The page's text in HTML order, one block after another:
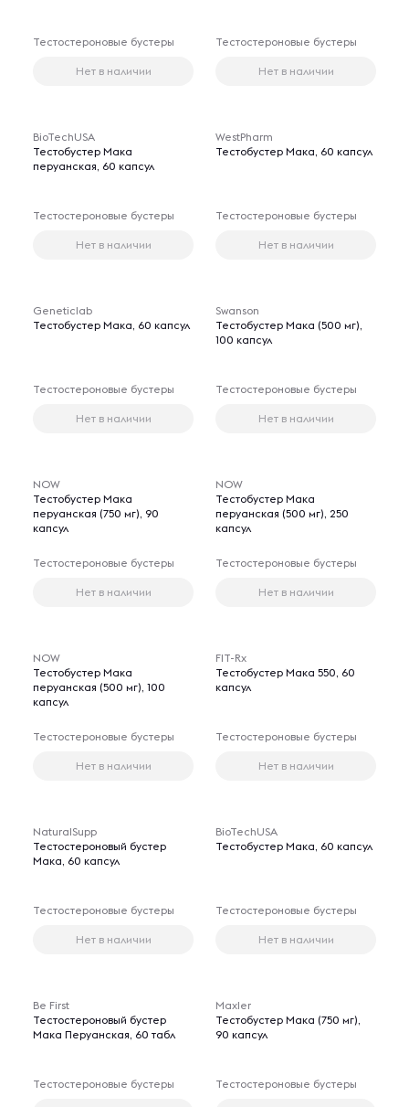
Тестостероновые бустеры
Нет в наличии
Тестостероновые бустеры
Нет в наличии
BioTechUSA
Тестобустер Мака
перуанская, 60 капсул
Тестостероновые бустеры
Нет в наличии
WestPharm
Тестобустер Мака, 60 капсул
Тестостероновые бустеры
Нет в наличии
Geneticlab
Тестобустер Мака, 60 капсул
Тестостероновые бустеры
Нет в наличии
Swanson
Тестобустер Мака (500 мг),
100 капсул
Тестостероновые бустеры
Нет в наличии
NOW
Тестобустер Мака
перуанская (750 мг), 90
капсул
Тестостероновые бустеры
Нет в наличии
NOW
Тестобустер Мака
перуанская (500 мг), 250
капсул
Тестостероновые бустеры
Нет в наличии
NOW
Тестобустер Мака
перуанская (500 мг), 100
капсул
Тестостероновые бустеры
Нет в наличии
FIT-Rx
Тестобустер Мака 550, 60
капсул
Тестостероновые бустеры
Нет в наличии
NaturalSupp
Тестостероновый бустер
Мака, 60 капсул
Тестостероновые бустеры
Нет в наличии
BioTechUSA
Тестобустер Мака, 60 капсул
Тестостероновые бустеры
Нет в наличии
Be First
Тестостероновый бустер
Мака Перуанская, 60 табл
Тестостероновые бустеры
Maxler
Тестобустер Мака (750 мг),
90 капсул
Тестостероновые бустеры